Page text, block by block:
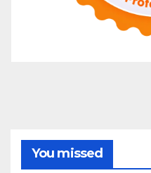
You missed